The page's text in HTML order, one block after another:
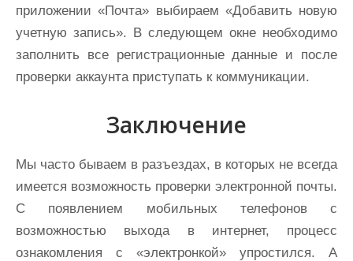
приложении «Почта» выбираем «Добавить новую
учетную запись». В следующем окне необходимо
заполнить все регистрационные данные и после
проверки аккаунта приступать к коммуникации.
Заключение
Мы часто бываем в разъездах, в которых не всегда
имеется возможность проверки электронной почты.
С появлением мобильных телефонов с
возможностью выхода в интернет, процесс
ознакомления с «электронкой» упростился. А